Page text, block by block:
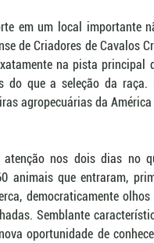
em um local importante
de Criadores de Cavalos
na pista
do que a seleção da raça.
agropecuárias da
atenção nos dois dias no
animais que entraram,
democraticamente
Semblante
oportunidade de